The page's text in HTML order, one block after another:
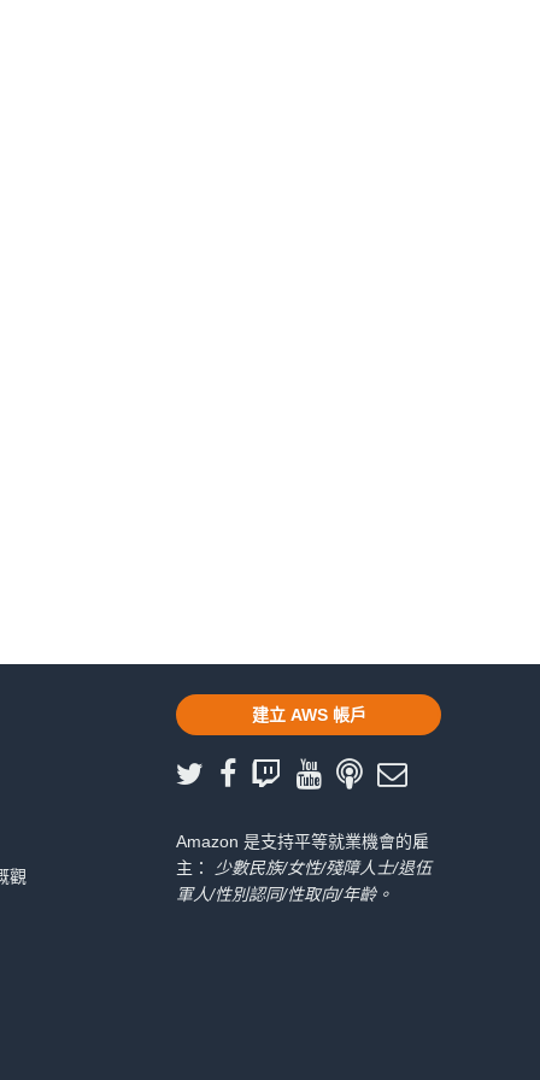
觀
建立 AWS 帳戶
Amazon 是支持平等就業機會的雇
主：
少數民族/女性/殘障人士/退伍
軍人/性別認同/性取向/年齡。